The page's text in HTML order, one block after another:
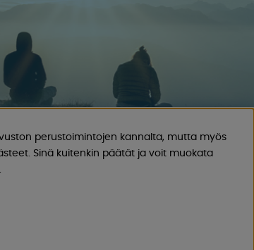
perustoimintojen kannalta, mutta myös
Sinä kuitenkin päätät ja voit muokata